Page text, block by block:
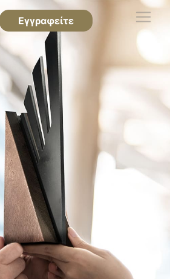
Εγγραφείτε